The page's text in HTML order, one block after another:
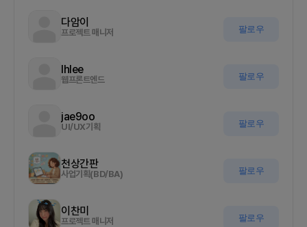
다암이
프로젝트 매니저 팔로우
Ihlee
웹프론트엔드 팔로우
jae9oo
UI/UX기획 팔로우
천상간판
사업기획(BD/BA) 팔로우
이찬미
프로젝트 매니저 팔로우